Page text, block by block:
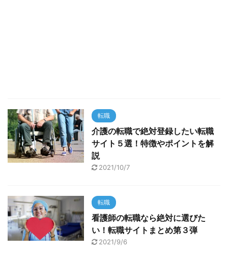
転職
介護の転職で絶対登録したい転職
サイト５選！特徴やポイントを解
説
2021/10/7
転職
看護師の転職なら絶対に選びた
い！転職サイトまとめ第３弾
2021/9/6